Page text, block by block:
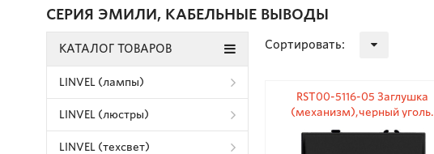
СЕРИЯ ЭМИЛИ, КАБЕЛЬНЫЕ ВЫВОДЫ
КАТАЛОГ ТОВАРОВ
LINVEL (лампы)
LINVEL (люстры)
LINVEL (техсвет)
Сортировать:
RST00-5116-05 Заглушка
(механизм),черный уголь.